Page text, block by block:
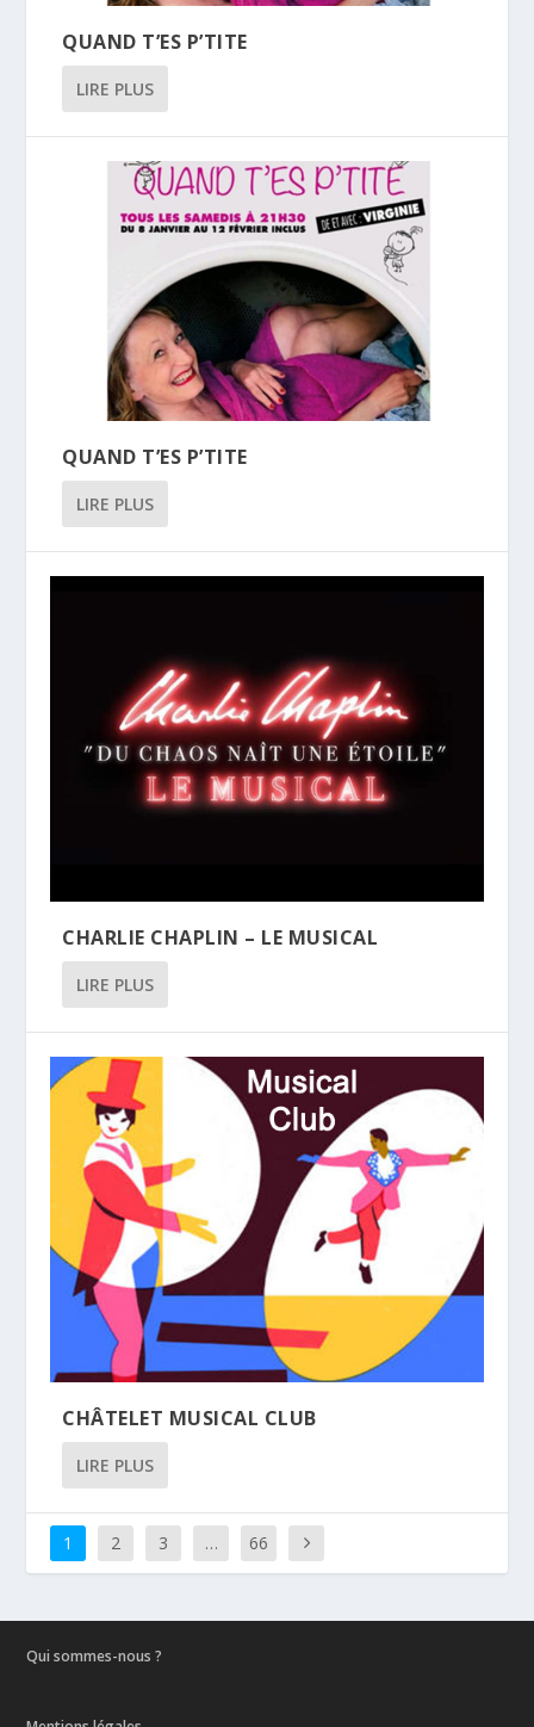
QUAND T’ES P’TITE
LIRE PLUS
QUAND T’ES P’TITE
LIRE PLUS
CHARLIE CHAPLIN – LE MUSICAL
LIRE PLUS
CHÂTELET MUSICAL CLUB
LIRE PLUS
1 2 3 … 66
Qui sommes-nous ?